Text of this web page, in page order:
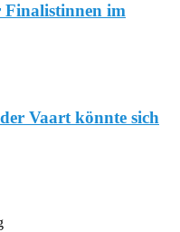
Finalistinnen im
Vaart könnte sich